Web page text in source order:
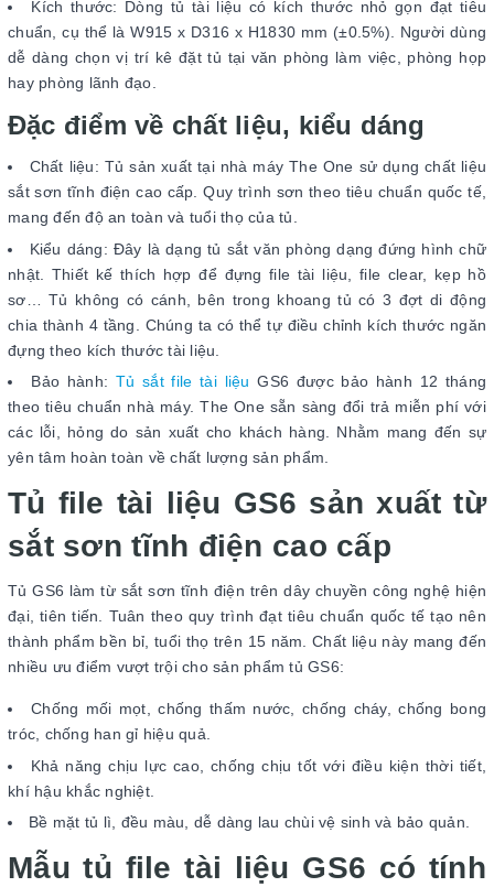
Kích thước: Dòng tủ tài liệu có kích thước nhỏ gọn đạt tiêu
chuẩn, cụ thể là W915 x D316 x H1830 mm (±0.5%). Người dùng
dễ dàng chọn vị trí kê đặt tủ tại văn phòng làm việc, phòng họp
hay phòng lãnh đạo.
Đặc điểm về chất liệu, kiểu dáng
Chất liệu: Tủ sản xuất tại nhà máy The One sử dụng chất liệu
sắt sơn tĩnh điện cao cấp. Quy trình sơn theo tiêu chuẩn quốc tế,
mang đến độ an toàn và tuổi thọ của tủ.
Kiểu dáng: Đây là dạng tủ sắt văn phòng dạng đứng hình chữ
nhật. Thiết kế thích hợp để đựng file tài liệu, file clear, kẹp hồ
sơ… Tủ không có cánh, bên trong khoang tủ có 3 đợt di động
chia thành 4 tầng. Chúng ta có thể tự điều chỉnh kích thước ngăn
đựng theo kích thước tài liệu.
Bảo hành: Tủ sắt file tài liệu GS6 được bảo hành 12 tháng
theo tiêu chuẩn nhà máy. The One sẵn sàng đổi trả miễn phí với
các lỗi, hỏng do sản xuất cho khách hàng. Nhằm mang đến sự
yên tâm hoàn toàn về chất lượng sản phẩm.
Tủ file tài liệu GS6 sản xuất từ
sắt sơn tĩnh điện cao cấp
Tủ GS6 làm từ sắt sơn tĩnh điện trên dây chuyền công nghệ hiện
đại, tiên tiến. Tuân theo quy trình đạt tiêu chuẩn quốc tế tạo nên
thành phẩm bền bỉ, tuổi thọ trên 15 năm. Chất liệu này mang đến
nhiều ưu điểm vượt trội cho sản phẩm tủ GS6:
Chống mối mọt, chống thấm nước, chống cháy, chống bong
tróc, chống han gỉ hiệu quả.
Khả năng chịu lực cao, chống chịu tốt với điều kiện thời tiết,
khí hậu khắc nghiệt.
Bề mặt tủ lì, đều màu, dễ dàng lau chùi vệ sinh và bảo quản.
Mẫu tủ file tài liệu GS6 có tính